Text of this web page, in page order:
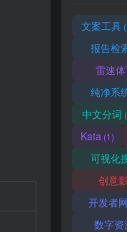
文案工具
报告检
雷速
纯净系
中文分词
Kata (1)
可视化
创意
开发者
数字资